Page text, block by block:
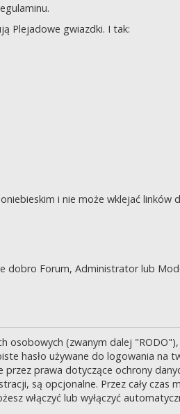
Plejadowe gwiazdki. I tak:
i nie może wklejać
dobro Forum, Administrator lub
osobowych (zwanym dalej
hasło używane do logowania
prawa dotyczące ochrony
są opcjonalne. Przez cały
włączyć lub wyłączyć